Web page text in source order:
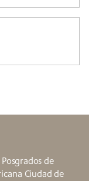
de
Ciudad de